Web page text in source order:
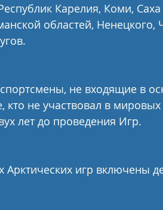
Карелия, Коми, Саха
областей, Ненецкого,
не входящие в
кто не участвовал в
лет до проведения Игр.
игр включены